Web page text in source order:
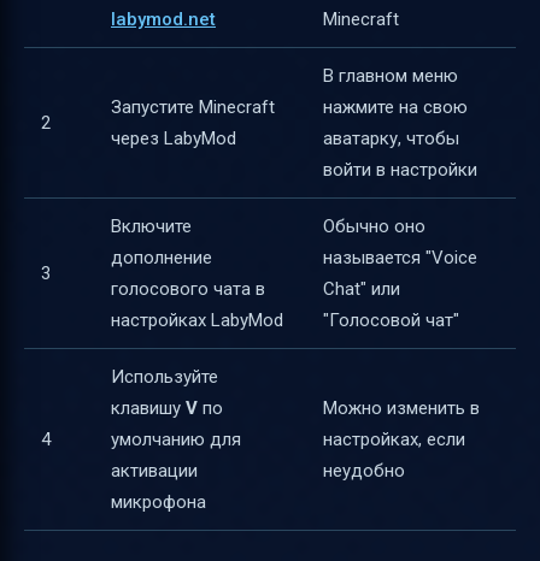
labymod.net
Minecraft
2
Запустите Minecraft
через LabyMod
В главном меню
нажмите на свою
аватарку, чтобы
войти в настройки
3
Включите
дополнение
голосового чата в
настройках LabyMod
Обычно оно
называется "Voice
Chat" или
"Голосовой чат"
4
Используйте
клавишу V по
умолчанию для
активации
микрофона
Можно изменить в
настройках, если
неудобно